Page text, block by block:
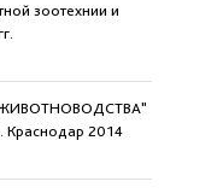
зоотехнии и
ЖИВОТНОВОДСТВА"
Краснодар 2014